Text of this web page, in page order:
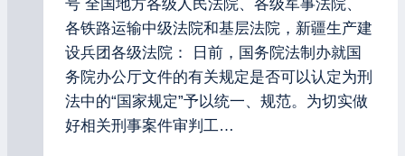
号 全国地方各级人民法院、各级军事法院、
各铁路运输中级法院和基层法院，新疆生产建
设兵团各级法院： 日前，国务院法制办就国
务院办公厅文件的有关规定是否可以认定为刑
法中的“国家规定”予以统一、规范。为切实做
好相关刑事案件审判工…